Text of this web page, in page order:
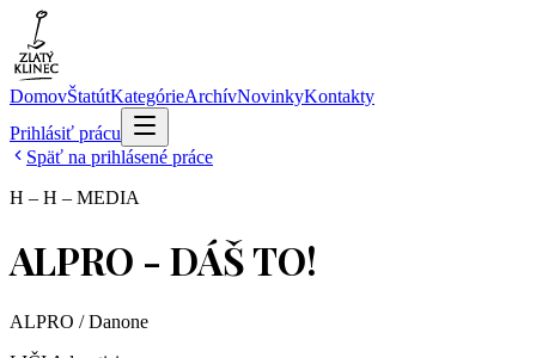
DomovŠtatútKategórieArchívNovinkyKontakty
Prihlásiť prácu
Späť na prihlásené práce
H – H – MEDIA
ALPRO - DÁŠ TO!
ALPRO / Danone